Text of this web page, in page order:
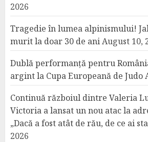
2026
Tragedie în lumea alpinismului!
murit la doar 30 de aniAugust 10,
Dublă performanță pentru
argint la Cupa Europeană de Judo
Continuă războiul dintre Valeria
Victoria a lansat un nou atac la
„Dacă a fost atât de rău, de ce ai
2026